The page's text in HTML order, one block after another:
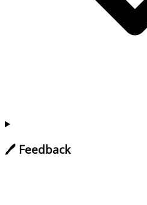
🖊️ Feedback